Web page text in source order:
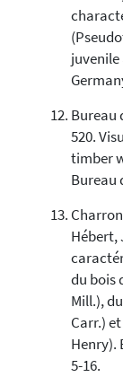
Bureau
520.
timber
Bureau
Hébert,
du bois
Mill.),
Carr.)
Henry).
5-16.